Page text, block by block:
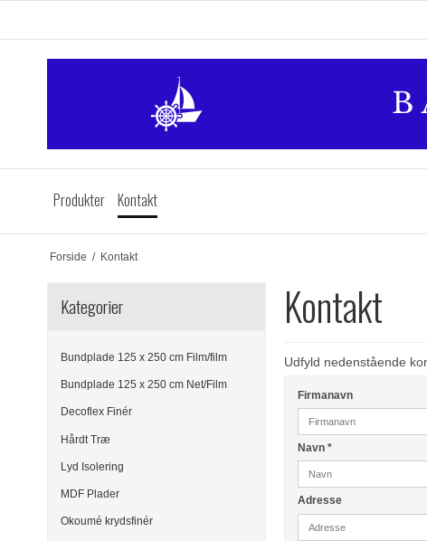
Produkter Kontakt
Forside / Kontakt
Kategorier
Bundplade 125 x 250 cm Film/film
Bundplade 125 x 250 cm Net/Film
Decoflex Finér
Hårdt Træ
Lyd Isolering
MDF Plader
Okoumé krydsfinér
Kontakt
Udfyld nedenstående
Firmanavn
Navn*
Adresse